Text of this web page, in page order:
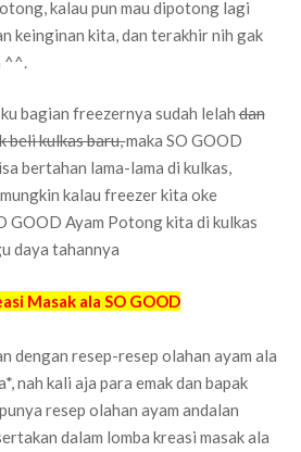
kalau pun mau dipotong lagi
keinginan kita, dan terakhir nih gak
^^.
bagian freezernya sudah lelahdan
beli kulkas baru,maka SO GOOD
bertahan lama-lama di kulkas,
kalau freezer kita oke
GOOD Ayam Potong kita di kulkas
daya tahannya
Masak ala SO GOOD
dengan resep-resep olahan ayam ala
nah kali aja para emak dan bapak
resep olahan ayam andalan
dalam lomba kreasi masak ala